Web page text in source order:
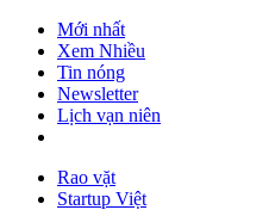
Mới nhất
Xem Nhiều
Tin nóng
Newsletter
Lịch vạn niên
Rao vặt
Startup Việt